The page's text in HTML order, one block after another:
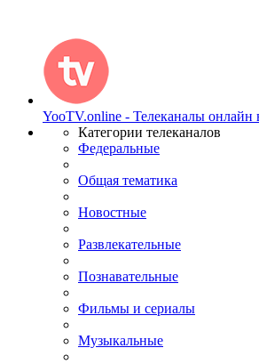
YooTV.online - Телеканалы онлайн
Категории телеканалов
Федеральные
Общая тематика
Новостные
Развлекательные
Познавательные
Фильмы и сериалы
Музыкальные